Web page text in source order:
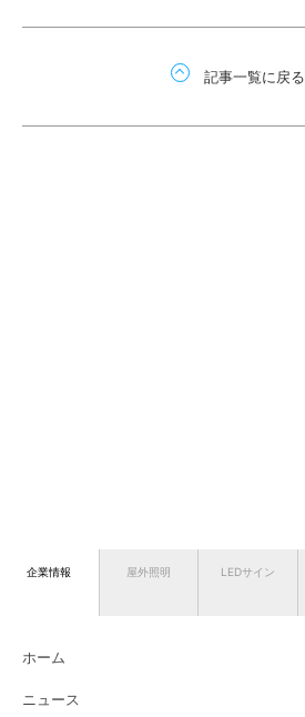
企業情報 屋外照明 LEDサイン
ホーム
ニュース
記事一覧に戻る